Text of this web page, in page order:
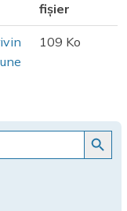
fișier
109 Ko
Search Button